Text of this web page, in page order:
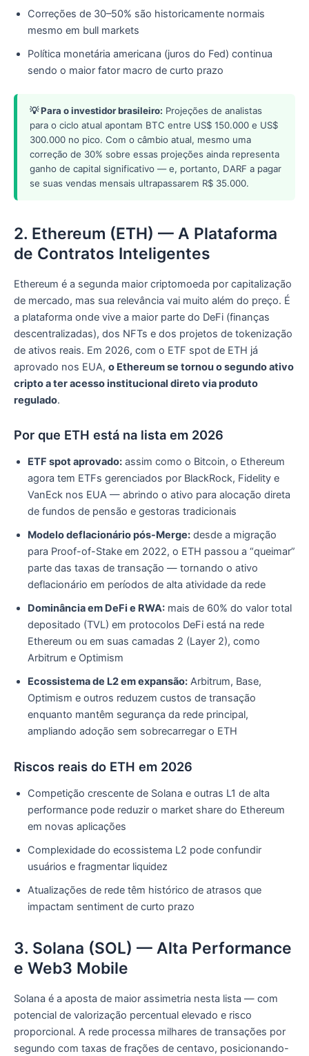
Correções de 30–50% são historicamente normais
mesmo em bull markets
Política monetária americana (juros do Fed) continua
sendo o maior fator macro de curto prazo
💡 Para o investidor brasileiro: Projeções de analistas
para o ciclo atual apontam BTC entre US$ 150.000 e US$
300.000 no pico. Com o câmbio atual, mesmo uma
correção de 30% sobre essas projeções ainda representa
ganho de capital significativo — e, portanto, DARF a pagar
se suas vendas mensais ultrapassarem R$ 35.000.
2. Ethereum (ETH) — A Plataforma
de Contratos Inteligentes
Ethereum é a segunda maior criptomoeda por capitalização
de mercado, mas sua relevância vai muito além do preço. É
a plataforma onde vive a maior parte do DeFi (finanças
descentralizadas), dos NFTs e dos projetos de tokenização
de ativos reais. Em 2026, com o ETF spot de ETH já
aprovado nos EUA, o Ethereum se tornou o segundo ativo
cripto a ter acesso institucional direto via produto
regulado.
Por que ETH está na lista em 2026
ETF spot aprovado: assim como o Bitcoin, o Ethereum
agora tem ETFs gerenciados por BlackRock, Fidelity e
VanEck nos EUA — abrindo o ativo para alocação direta
de fundos de pensão e gestoras tradicionais
Modelo deflacionário pós-Merge: desde a migração
para Proof-of-Stake em 2022, o ETH passou a “queimar”
parte das taxas de transação — tornando o ativo
deflacionário em períodos de alta atividade da rede
Dominância em DeFi e RWA: mais de 60% do valor total
depositado (TVL) em protocolos DeFi está na rede
Ethereum ou em suas camadas 2 (Layer 2), como
Arbitrum e Optimism
Ecossistema de L2 em expansão: Arbitrum, Base,
Optimism e outros reduzem custos de transação
enquanto mantêm segurança da rede principal,
ampliando adoção sem sobrecarregar o ETH
Riscos reais do ETH em 2026
Competição crescente de Solana e outras L1 de alta
performance pode reduzir o market share do Ethereum
em novas aplicações
Complexidade do ecossistema L2 pode confundir
usuários e fragmentar liquidez
Atualizações de rede têm histórico de atrasos que
impactam sentiment de curto prazo
3. Solana (SOL) — Alta Performance
e Web3 Mobile
Solana é a aposta de maior assimetria nesta lista — com
potencial de valorização percentual elevado e risco
proporcional. A rede processa milhares de transações por
segundo com taxas de frações de centavo, posicionando-